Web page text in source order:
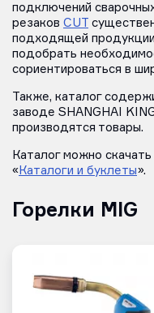
подключений
резаков CUT
подходящей
подобрать
сориентироваться в
Также, каталог
заводе SHANGHAI
производятся товары.
Каталог можно
« Каталоги и буклеты».
Горелки MIG